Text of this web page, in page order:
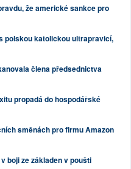
že americké sankce pro
polskou katolickou ultrapravicí,
člena předsednictva
propadá do hospodářské
směnách pro firmu Amazon
boji ze základen v poušti